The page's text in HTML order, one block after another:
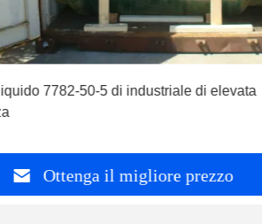
7782-50-5 di industriale di elevata
Ottenga il migliore prezzo